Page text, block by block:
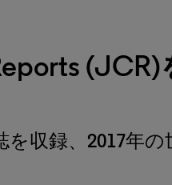
を収録、2017年